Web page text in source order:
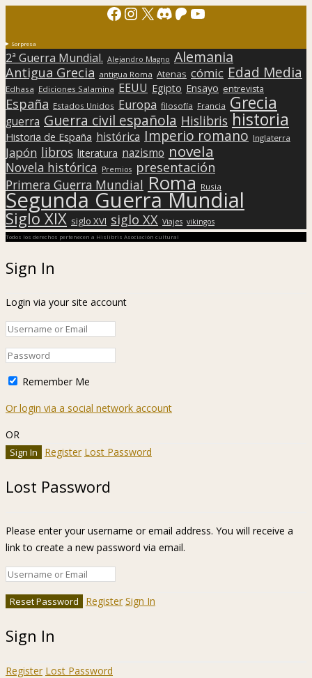
Facebook
Instagram
X Discord
Patreon
YouTube
Sorpresa
2ª Guerra Mundial. Alejandro Magno Alemania
Antigua Grecia antigua Roma Atenas cómic Edad Media
Edhasa Ediciones Salamina EEUU Egipto Ensayo entrevista
España Estados Unidos Europa filosofía Francia Grecia
guerra Guerra civil española Hislibris historia
Historia de España histórica Imperio romano Inglaterra
Japón libros literatura nazismo novela
Novela histórica Premios presentación
Primera Guerra Mundial Roma Rusia
Segunda Guerra Mundial
Siglo XIX siglo XVI siglo XX Viajes vikingos
Todos los derechos pertenecen a Hislibris Asociación cultural
Sign In
Login via your site account
Remember Me
Or login via a social network account
OR
Register Lost Password
Lost Password
Please enter your username or email address. You will receive a
link to create a new password via email.
Register Sign In
Sign In
Register Lost Password